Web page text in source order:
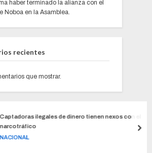
haber terminado la alianza con el
Noboa en la Asamblea.
recientes
que mostrar.
ilegales de dinero tienen nexos con el